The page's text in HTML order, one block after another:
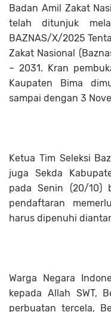
Badan Amil Zakat
telah ditunjuk
BAZNAS/X/2025
Zakat Nasional
– 2031. Kran
Kaupaten Bima
sampai dengan 3
Ketua Tim Seleksi
juga Sekda
pada Senin (20/10)
pendaftaran
harus dipenuhi
Warga Negara
kepada Allah SWT,
perbuatan tercela,